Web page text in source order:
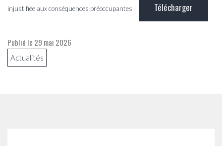
injustifiée aux conséquences préoccupantes Télécharger
Publié le 29 mai 2026
Actualités